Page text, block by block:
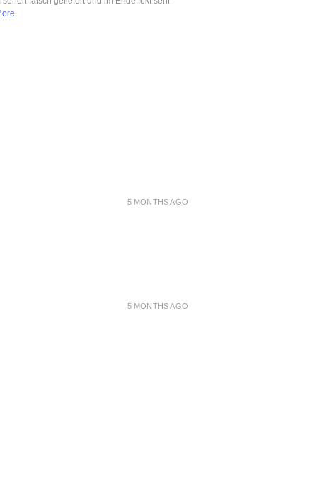
5 MONTHS AGO
5 MONTHS AGO